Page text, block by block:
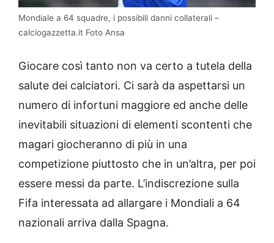
Mondiale a 64 squadre, i possibili danni collaterali –
calciogazzetta.it Foto Ansa
Giocare così tanto non va certo a tutela della
salute dei calciatori. Ci sarà da aspettarsi un
numero di infortuni maggiore ed anche delle
inevitabili situazioni di elementi scontenti che
magari giocheranno di più in una
competizione piuttosto che in un’altra, per poi
essere messi da parte. L’indiscrezione sulla
Fifa interessata ad allargare i Mondiali a 64
nazionali arriva dalla Spagna.